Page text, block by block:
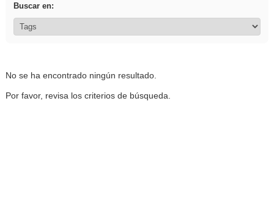
Buscar en:
No se ha encontrado ningún resultado.
Por favor, revisa los criterios de búsqueda.